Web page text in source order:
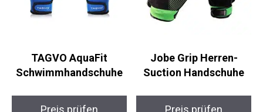
TAGVO AquaFit
Schwimmhandschuhe
Preis prüfen
Jobe Grip Herren-
Suction Handschuhe
Preis prüfen